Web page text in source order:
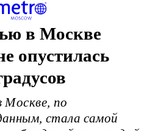
в Москве
опустилась
по
стала самой